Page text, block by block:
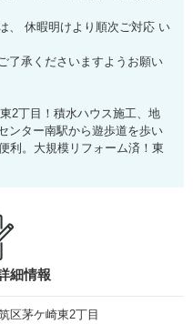
、 休暇明けより順次ご対応 い
了承くださいますようお願い
2丁目！積水ハウス施工、地
ンター南駅から遊歩道を歩い
利。大規模リフォーム済！東
細情報
区茅ケ崎東2丁目